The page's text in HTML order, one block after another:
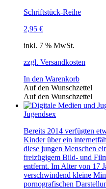
Schriftstück-Reihe
2,95 €
inkl. 7 % MwSt.
zzgl. Versandkosten
In den Warenkorb
Auf den Wunschzettel
Auf den Wunschzettel
Jugendsex
Bereits 2014 verfügten
Kinder über ein
diese jungen Menschen
freizügigem Bild- und
entfernt. Im Alter von 17
verschwindend kleine
pornografischen